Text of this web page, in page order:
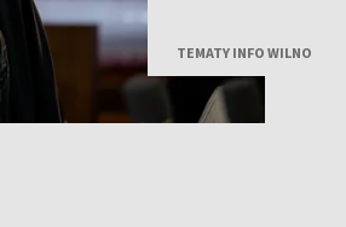
TEMATY INFO WILNO